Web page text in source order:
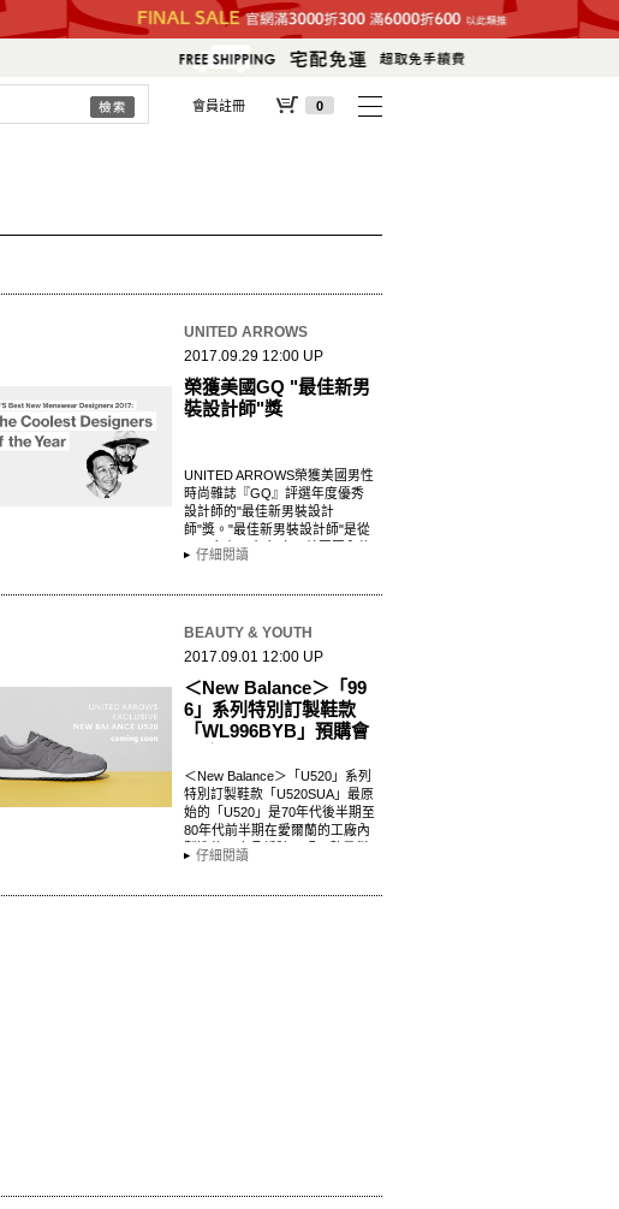
會員註冊 0
UNITED ARROWS
2017.09.29 12:00 UP
榮獲美國GQ "最佳新男
裝設計師"獎
UNITED ARROWS榮獲美國男性
時尚雜誌『GQ』評選年度優秀
設計師的"最佳新男裝設計
師"獎。"最佳新男裝設計師"是從
2007年起，每年度以美國國內的
設計師／品牌為對象進行選拔
仔細閱讀
BEAUTY & YOUTH
2017.09.01 12:00 UP
＜New Balance＞「99
6」系列特別訂製鞋款
「WL996BYB」預購會
＜New Balance＞「U520」系列
特別訂製鞋款「U520SUA」最原
始的「U520」是70年代後半期至
80年代前半期在愛爾蘭的工廠內
製造的，商品編號不明且數量稀
少。復刻製成了本款＜N…
仔細閱讀